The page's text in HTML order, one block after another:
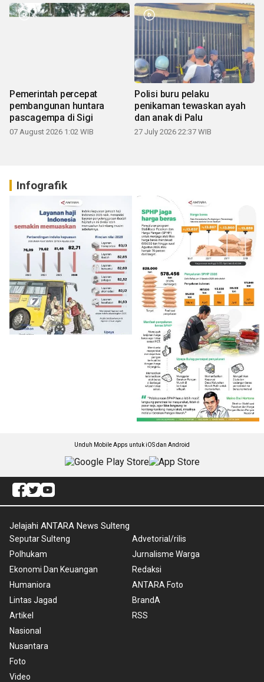
Pemerintah percepat
pembangunan huntara
pascagempa di Sigi
07 August 2026 1:02 WIB
Polisi buru pelaku
penikaman tewaskan ayah
dan anak di Palu
27 July 2026 22:37 WIB
Infografik
Unduh Mobile Apps untuk iOS dan Android
Jelajahi ANTARA News Sulteng
Seputar Sulteng
Polhukam
Ekonomi Dan Keuangan
Humaniora
Lintas Jagad
Artikel
Nasional
Nusantara
Foto
Video
Advetorial/rilis
Jurnalisme Warga
Redaksi
ANTARA Foto
BrandA
RSS